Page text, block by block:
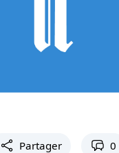
Partager 0